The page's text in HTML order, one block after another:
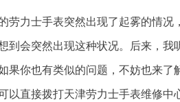
劳力士手表突然出现了起雾的情
到会突然出现这种状况。后来，
果你也有类似的问题，不妨也来了
以直接拨打天津劳力士手表维修